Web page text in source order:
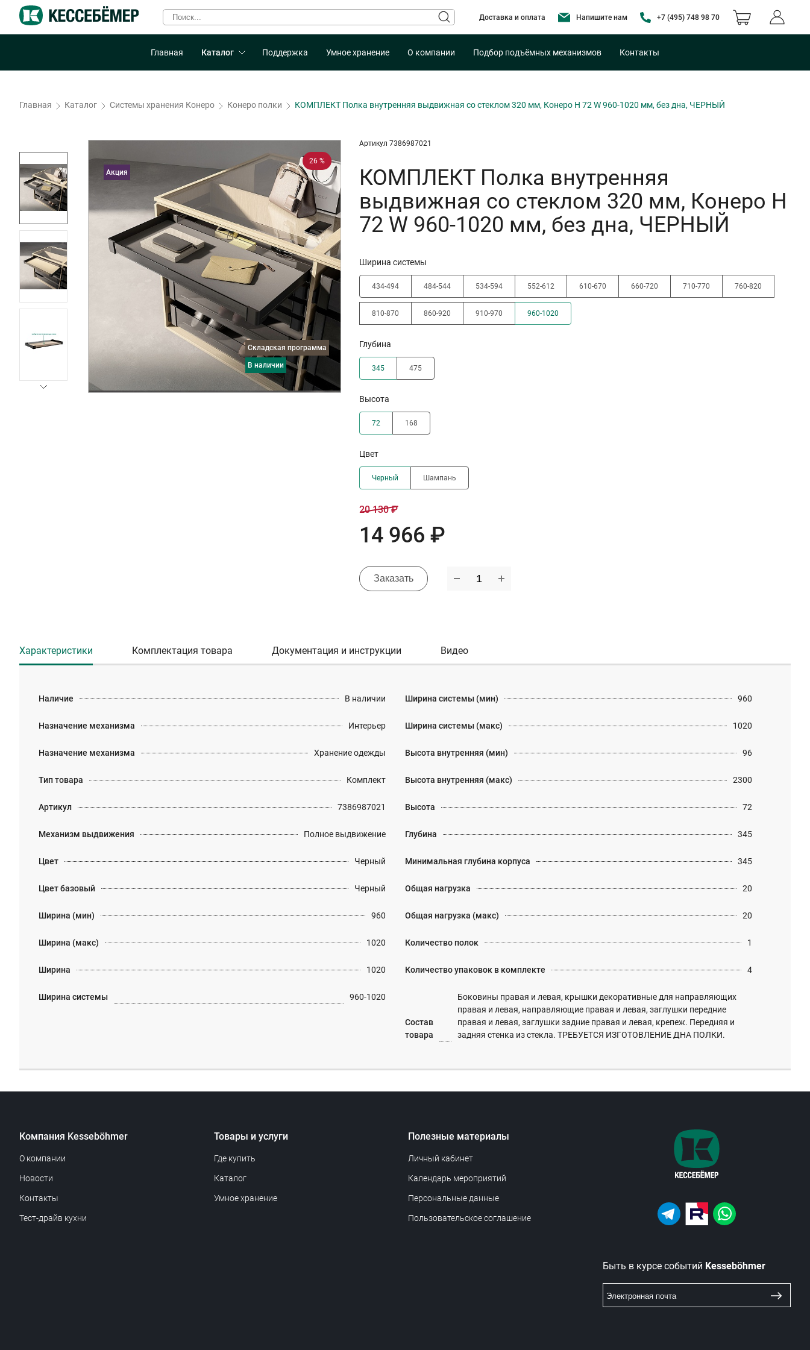
Доставка и оплата Напишите нам +7 (495) 748 98 70
Главная Каталог Поддержка Умное хранение О компании Подбор подъёмных механизмов Контакты
Главная Каталог Системы хранения Конеро Конеро полки КОМПЛЕКТ Полка внутренняя выдвижная со стеклом 320 мм, Конеро H 72 W 960-1020 мм, без дна, ЧЕРНЫЙ
26 %
Складская программа
в наличии
Акция
Артикул 7386987021
КОМПЛЕКТ Полка внутренняя
выдвижная со стеклом 320 мм, Конеро H
72 W 960-1020 мм, без дна, ЧЕРНЫЙ
Ширина системы
434-494 484-544 534-594 552-612 610-670 660-720 710-770 760-820
810-870 860-920 910-970 960-1020
Глубина
345 475
Высота
72 168
Цвет
Черный Шампань
20 130 ₽
14 966 ₽
Заказать
Характеристики Комплектация товара Документация и инструкции Видео
Наличие В наличии
Назначение механизма Интерьер
Назначение механизма Хранение одежды
Тип товара Комплект
Артикул 7386987021
Механизм выдвижения Полное выдвижение
Цвет Черный
Цвет базовый Черный
Ширина (мин) 960
Ширина (макс) 1020
Ширина 1020
Ширина системы 960-1020
Ширина системы (мин) 960
Ширина системы (макс) 1020
Высота внутренняя (мин) 96
Высота внутренняя (макс) 2300
Высота 72
Глубина 345
Минимальная глубина корпуса 345
Общая нагрузка 20
Общая нагрузка (макс) 20
Количество полок 1
Количество упаковок в комплекте 4
Состав
товара
Боковины правая и левая, крышки декоративные для направляющих
правая и левая, направляющие правая и левая, заглушки передние
правая и левая, заглушки задние правая и левая, крепеж. Передняя и
задняя стенка из стекла. ТРЕБУЕТСЯ ИЗГОТОВЛЕНИЕ ДНА ПОЛКИ.
Компания Kesseböhmer
О компании
Новости
Контакты
Тест-драйв кухни
Товары и услуги
Где купить
Каталог
Умное хранение
Полезные материалы
Личный кабинет
Календарь мероприятий
Персональные данные
Пользовательское соглашение
Быть в курсе событий Kesseböhmer